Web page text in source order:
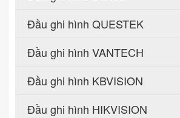
Đầu ghi hình QUESTEK
Đầu ghi hình VANTECH
Đầu ghi hình KBVISION
Đầu ghi hình HIKVISION